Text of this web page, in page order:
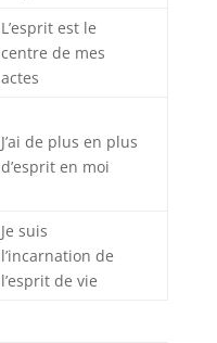
L’esprit est le
centre de mes
actes
J’ai de plus en plus
d’esprit en moi
Je suis
l’incarnation de
l’esprit de vie